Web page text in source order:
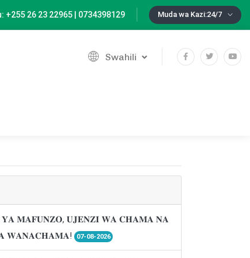
+255 26 23 22965 | 0734398129 Muda wa Kazi:24/7
Swahili
𝐘𝐀 𝐌𝐀𝐅𝐔𝐍𝐙𝐎, 𝐔𝐉𝐄𝐍𝐙𝐈 𝐖𝐀 𝐂𝐇𝐀𝐌𝐀 𝐍𝐀
𝐖𝐀𝐍𝐀𝐂𝐇𝐀𝐌𝐀!
07-08-2026